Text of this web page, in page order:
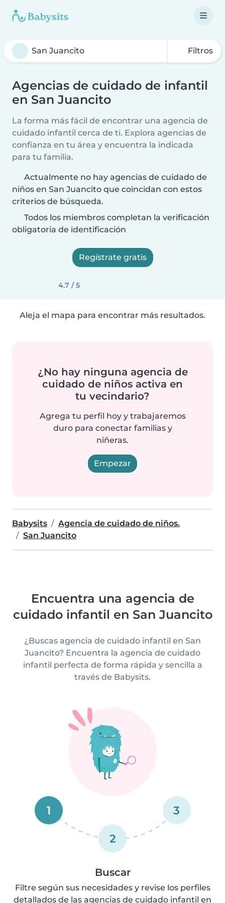
Filtros
Agencias de cuidado de infantil
en San Juancito
La forma más fácil de encontrar una agencia de
cuidado infantil cerca de ti. Explora agencias de
confianza en tu área y encuentra la indicada
para tu familia.
Actualmente no hay agencias de cuidado de
niños en San Juancito que coincidan con estos
criterios de búsqueda.
Todos los miembros completan la verificación
obligatoria de identificación
Regístrate gratis
4.7 / 5
Aleja el mapa para encontrar más resultados.
¿No hay ninguna agencia de
cuidado de niños activa en
tu vecindario?
Agrega tu perfil hoy y trabajaremos
duro para conectar familias y
niñeras.
Empezar
Babysits
Agencia de cuidado de niños.
San Juancito
Encuentra una agencia de
cuidado infantil en San Juancito
¿Buscas agencia de cuidado infantil en San
Juancito? Encuentra la agencia de cuidado
infantil perfecta de forma rápida y sencilla a
través de Babysits.
1
2
3
Buscar
Filtre según sus necesidades y revise los perfiles
detallados de las agencias de cuidado infantil en